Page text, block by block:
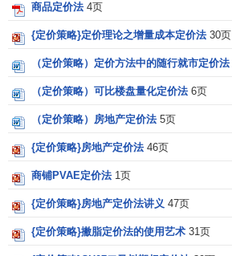
商品定价法 4页
{定价策略}定价理论之增量成本定价法 30页
（定价策略）定价方法中的随行就市定价法
（定价策略）可比楼盘量化定价法 6页
（定价策略）房地产定价法 5页
{定价策略}房地产定价法 46页
商铺PVAE定价法 1页
{定价策略}房地产定价法讲义 47页
{定价策略}撇脂定价法的使用艺术 31页